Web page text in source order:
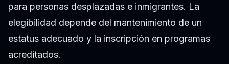
para personas desplazadas e inmigrantes. La
elegibilidad depende del mantenimiento de un
estatus adecuado y la inscripción en programas
acreditados.